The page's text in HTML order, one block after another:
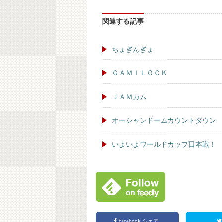
関連する記事
ちょぎんぎょ
ＧＡＭＩＬＯＣＫ
ＪＡＭカム
オーシャンドームカウントダウン
いよいよワールドカップ日本戦！
Facebook シェア